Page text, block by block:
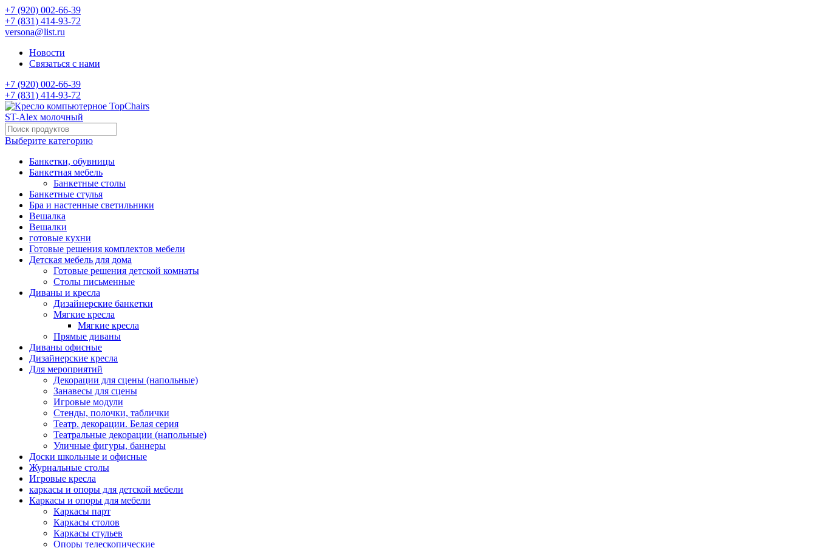
+7 (920) 002-66-39
+7 (831) 414-93-72
versona@list.ru
Новости
Связаться с нами
+7 (920) 002-66-39
+7 (831) 414-93-72
Выберите категорию
Банкетки, обувницы
Банкетная мебель
Банкетные столы
Банкетные стулья
Бра и настенные светильники
Вешалка
Вешалки
готовые кухни
Готовые решения комплектов мебели
Детская мебель для дома
Готовые решения детской комнаты
Столы письменные
Диваны и кресла
Дизайнерские банкетки
Мягкие кресла
Мягкие кресла
Прямые диваны
Диваны офисные
Дизайнерские кресла
Для мероприятий
Декорации для сцены (напольные)
Занавесы для сцены
Игровые модули
Стенды, полочки, таблички
Театр. декорации. Белая серия
Театральные декорации (напольные)
Уличные фигуры, баннеры
Доски школьные и офисные
Журнальные столы
Игровые кресла
каркасы и опоры для детской мебели
Каркасы и опоры для мебели
Каркасы парт
Каркасы столов
Каркасы стульев
Опоры телескопические